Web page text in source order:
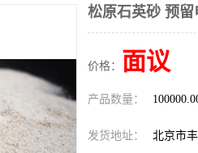
松原石英砂 预
价格： 面议
产品数量：
发货地址： 北京市